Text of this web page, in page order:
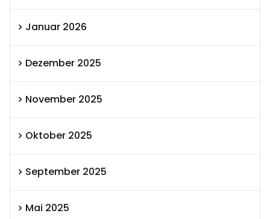
Januar 2026
Dezember 2025
November 2025
Oktober 2025
September 2025
Mai 2025